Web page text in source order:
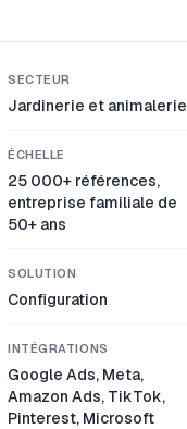
SECTEUR
Jardinerie et animalerie
ÉCHELLE
25 000+ références,
entreprise familiale de
50+ ans
SOLUTION
Configuration
INTÉGRATIONS
Google Ads, Meta,
Amazon Ads, TikTok,
Pinterest, Microsoft